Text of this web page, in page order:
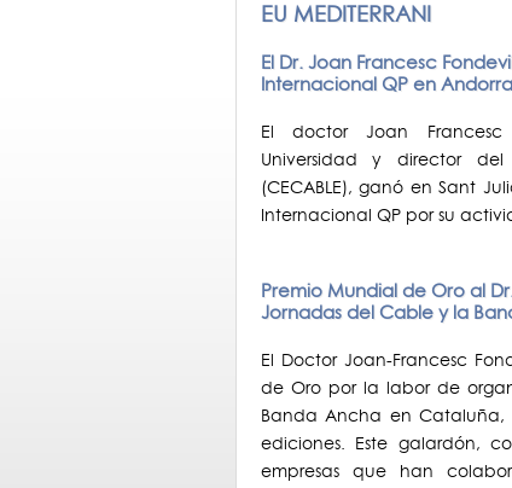
EU MEDITERRANI
El Dr. Joan Francesc
Internacional QP en Andorra
El doctor Joan
Universidad y director
(CECABLE), ganó en Sant
Internacional QP por su
Premio Mundial de Oro al
Jornadas del Cable y la
El Doctor Joan-Francesc
de Oro por la labor de
Banda Ancha en
ediciones. Este galardón,
empresas que han